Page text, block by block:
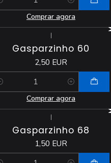
Comprar agora
|
Gasparzinho 60
2,50 EUR
Comprar agora
|
Gasparzinho 68
1,50 EUR